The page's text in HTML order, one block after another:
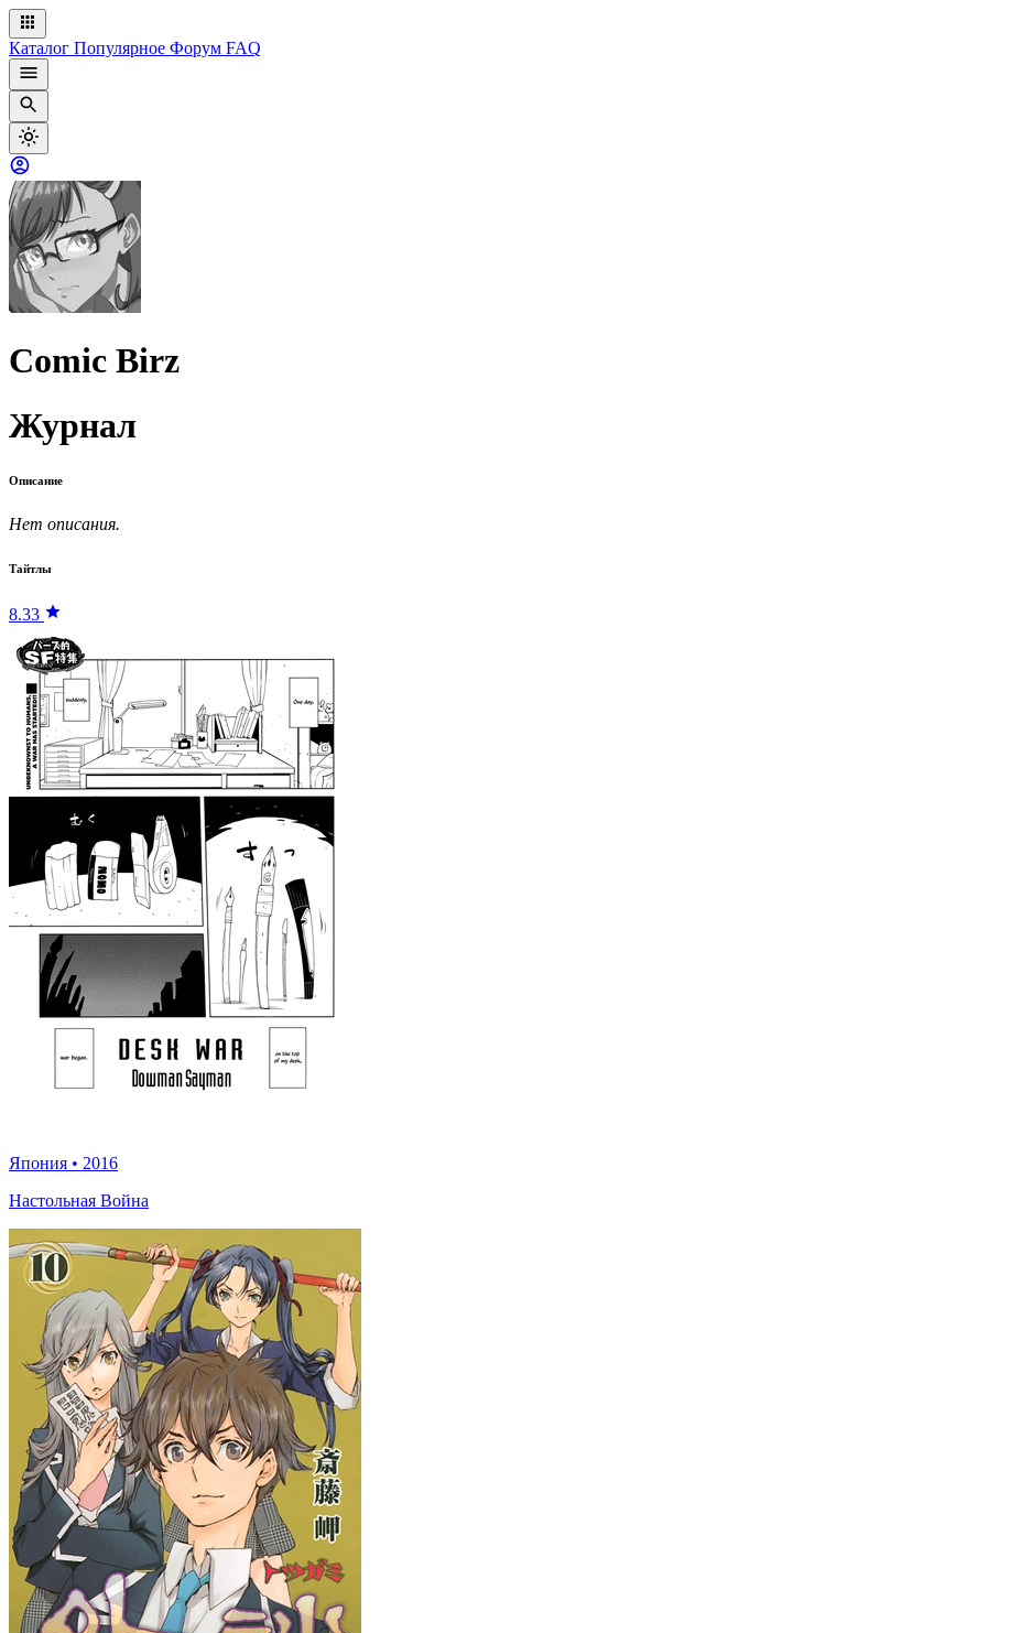
Каталог Популярное Форум FAQ
Comic Birz
Журнал
Описание
Нет описания.
Тайтлы
8.33
Япония • 2016
Настольная Война